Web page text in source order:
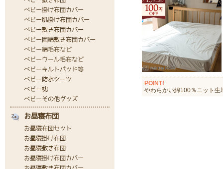
POINT!
やわらかい綿100％ニット生